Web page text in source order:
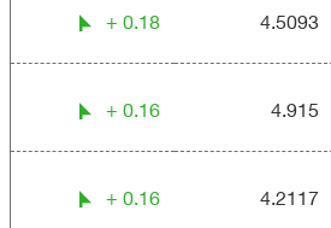
4.5093
0.18 +
4.915
0.16 +
4.2117
0.16 +